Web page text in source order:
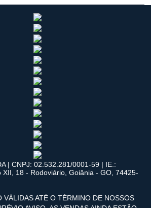
| CNPJ: 02.532.281/0001-59 | IE.:
XII, 18 - Rodoviário, Goiânia - GO, 74425-
VÁLIDAS ATÉ O TÉRMINO DE NOSSOS